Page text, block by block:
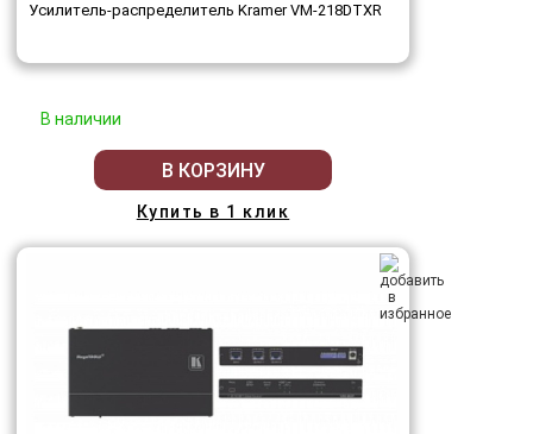
Усилитель-распределитель Kramer VM-218DTXR
В наличии
В КОРЗИНУ
Купить в 1 клик